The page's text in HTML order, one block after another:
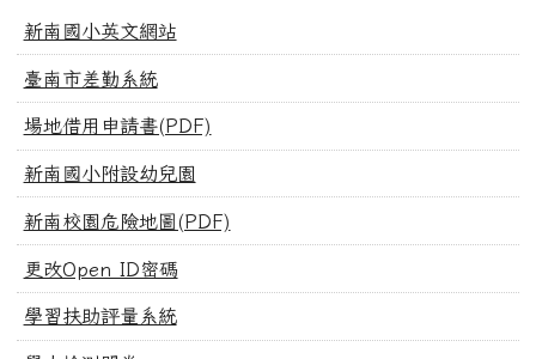
新南國小英文網站
臺南市差勤系統
場地借用申請書(PDF)
新南國小附設幼兒園
新南校園危險地圖(PDF)
更改Open ID密碼
學習扶助評量系統